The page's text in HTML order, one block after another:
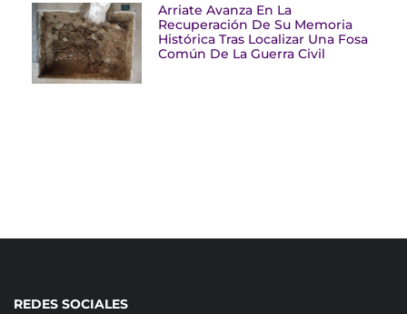
Arriate Avanza En La
Recuperación De Su Memoria
Histórica Tras Localizar Una Fosa
Común De La Guerra Civil
REDES SOCIALES